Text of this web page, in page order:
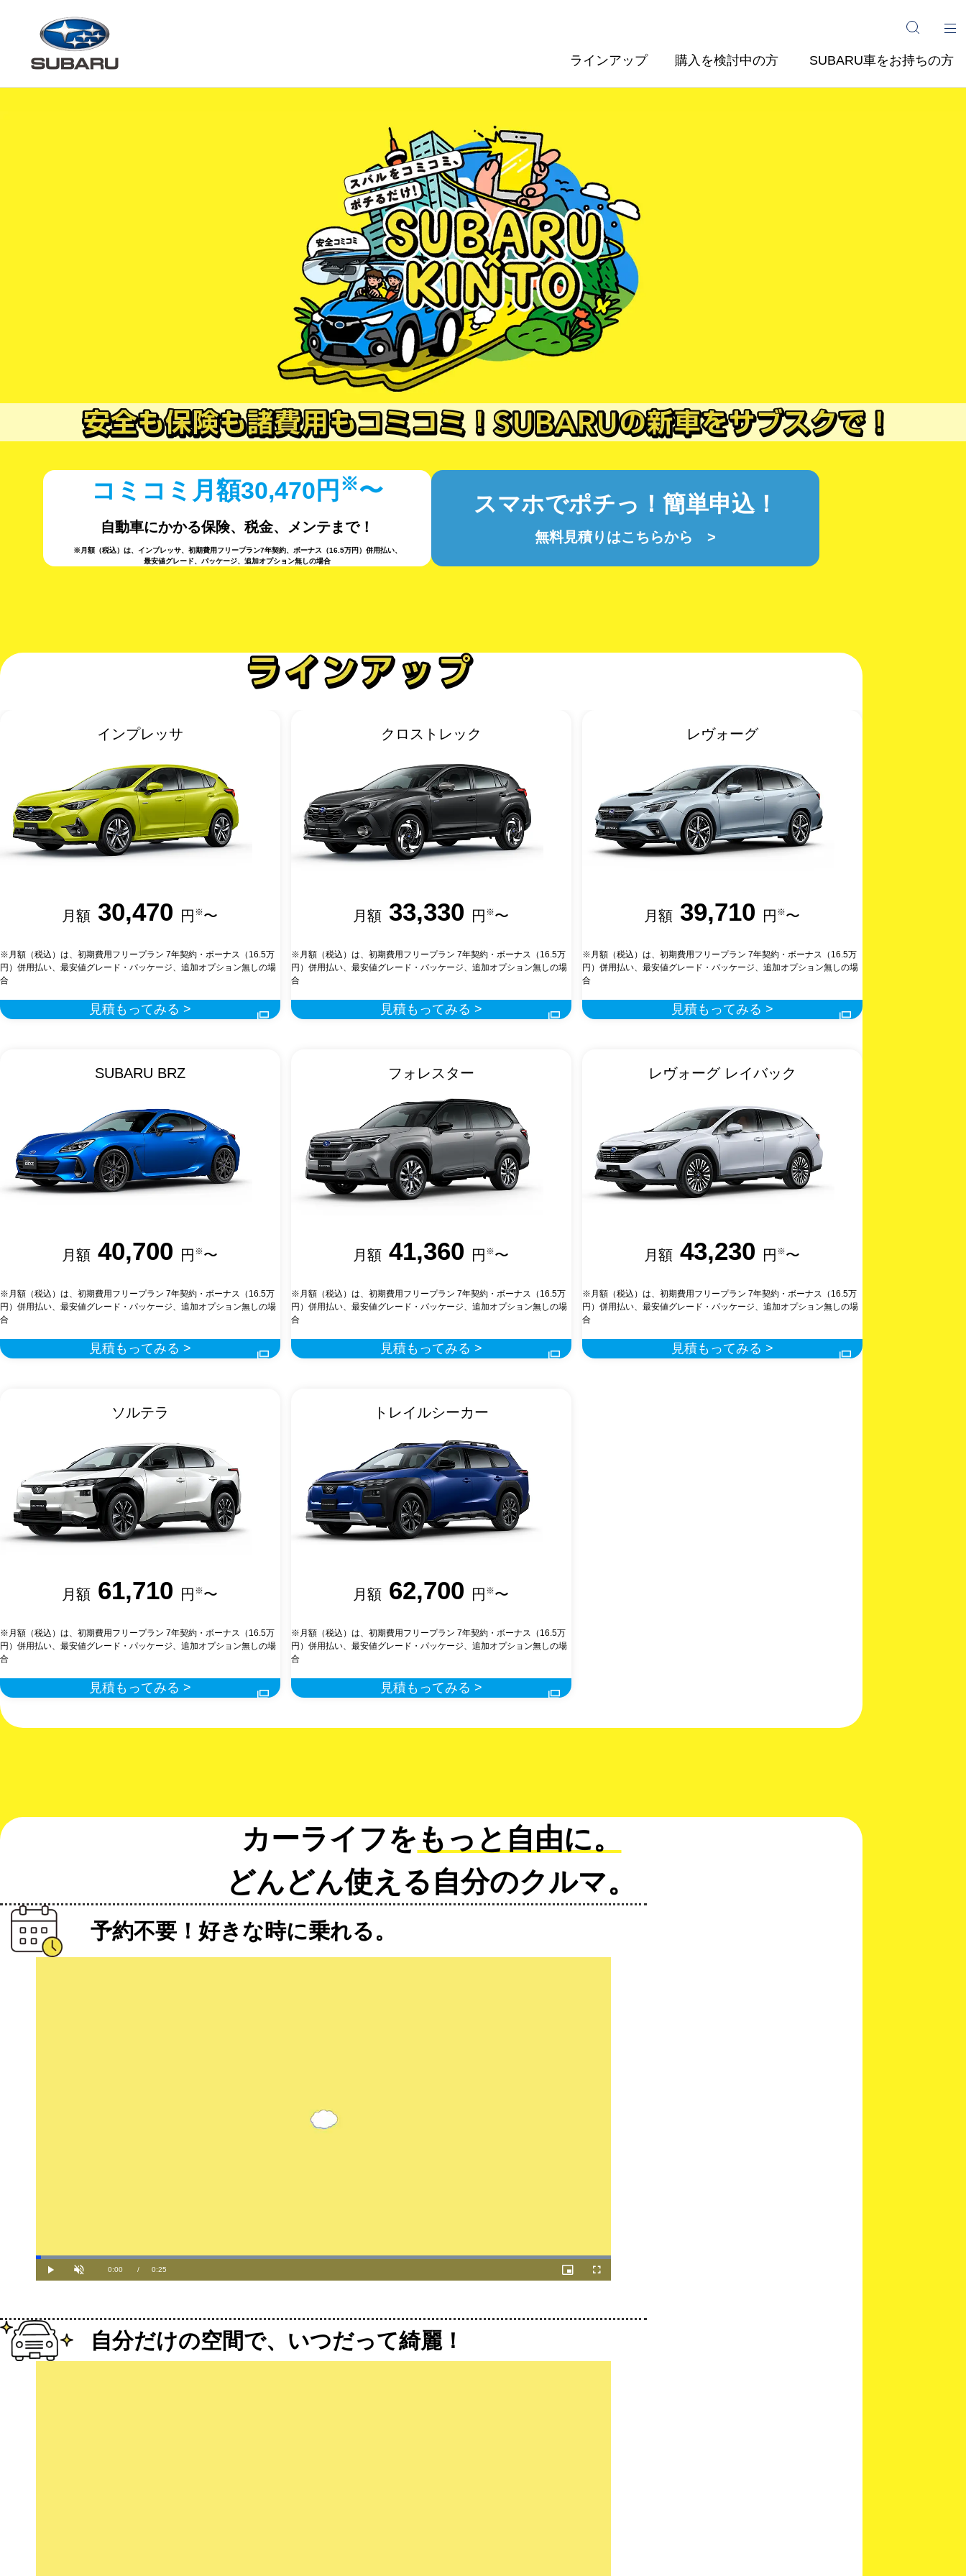
ラインアップ 購入を検討中の方 SUBARU車をお持ちの方
コミコミ月額30,470円 ※〜
自動車にかかる保険、税金、メンテまで！
※月額（税込）は、インプレッサ、初期費用フリープラン7年契約、ボーナス（16.5万円）併用払い、
最安値グレード、パッケージ、追加オプション無しの場合
スマホでポチっ！簡単申込！
無料見積りはこちらから >
インプレッサ
月額 30,470 円 ※〜
※月額（税込）は、初期費用フリープラン 7年契約・ボーナス（16.5万
円）併用払い、最安値グレード・パッケージ、追加オプション無しの場
合
見積もってみる >
クロストレック
月額 33,330 円 ※〜
※月額（税込）は、初期費用フリープラン 7年契約・ボーナス（16.5万
円）併用払い、最安値グレード・パッケージ、追加オプション無しの場
合
見積もってみる >
レヴォーグ
月額 39,710 円 ※〜
※月額（税込）は、初期費用フリープラン 7年契約・ボーナス（16.5万
円）併用払い、最安値グレード・パッケージ、追加オプション無しの場
合
見積もってみる >
SUBARU BRZ
月額 40,700 円 ※〜
※月額（税込）は、初期費用フリープラン 7年契約・ボーナス（16.5万
円）併用払い、最安値グレード・パッケージ、追加オプション無しの場
合
見積もってみる >
フォレスター
月額 41,360 円 ※〜
※月額（税込）は、初期費用フリープラン 7年契約・ボーナス（16.5万
円）併用払い、最安値グレード・パッケージ、追加オプション無しの場
合
見積もってみる >
レヴォーグ レイバック
月額 43,230 円 ※〜
※月額（税込）は、初期費用フリープラン 7年契約・ボーナス（16.5万
円）併用払い、最安値グレード・パッケージ、追加オプション無しの場
合
見積もってみる >
ソルテラ
月額 61,710 円 ※〜
※月額（税込）は、初期費用フリープラン 7年契約・ボーナス（16.5万
円）併用払い、最安値グレード・パッケージ、追加オプション無しの場
合
見積もってみる >
トレイルシーカー
月額 62,700 円 ※〜
※月額（税込）は、初期費用フリープラン 7年契約・ボーナス（16.5万
円）併用払い、最安値グレード・パッケージ、追加オプション無しの場
合
見積もってみる >
カーライフを もっと自由に。
どんどん使える自分のクルマ。
予約不要！好きな時に乗れる。
Play Unmute Current
0:00 / Duration
0:25
Loaded:
Picture-
in-
Fullscreen
自分だけの空間で、いつだって綺麗！